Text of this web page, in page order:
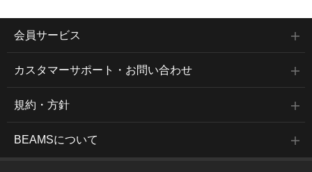
会員サービス
カスタマーサポート・お問い合わせ
規約・方針
BEAMSについて